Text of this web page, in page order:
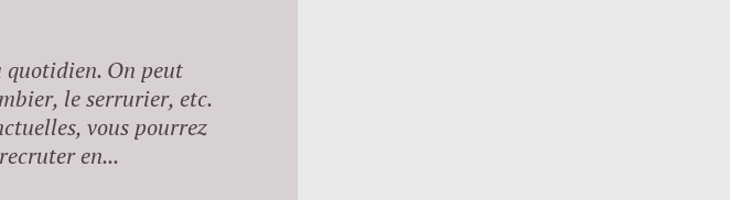
quotidien. On peut
le serrurier, etc.
vous pourrez
en...